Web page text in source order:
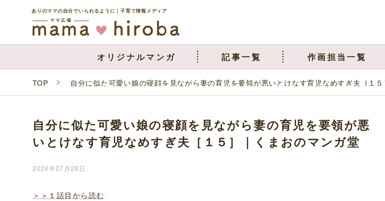
ありのママの自分でいられるように｜子育て情報メディア
オリジナルマンガ 記事一覧 作画担当一覧
TOP 自分に似た可愛い娘の寝顔を見ながら妻の育児を要領が悪いとけなす育児なめすぎ夫［１
自分に似た可愛い娘の寝顔を見ながら妻の育児を要領が悪
いとけなす育児なめすぎ夫［１５］｜くまおのマンガ堂
2024年07月28日
＞＞１話目から読む